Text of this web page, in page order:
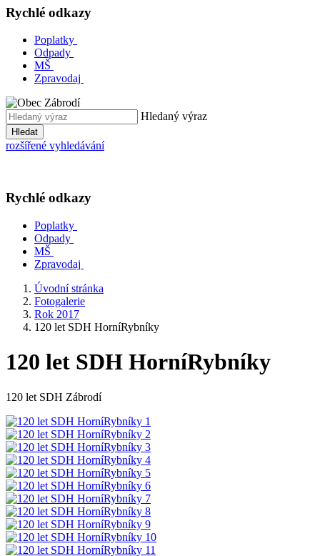
Rychlé odkazy
Poplatky
Odpady
MŠ
Zpravodaj
Hledaný výraz
Hledat
rozšířené vyhledávání
Rychlé odkazy
Poplatky
Odpady
MŠ
Zpravodaj
Úvodní stránka
Fotogalerie
Rok 2017
120 let SDH HorníRybníky
120 let SDH HorníRybníky
120 let SDH Zábrodí